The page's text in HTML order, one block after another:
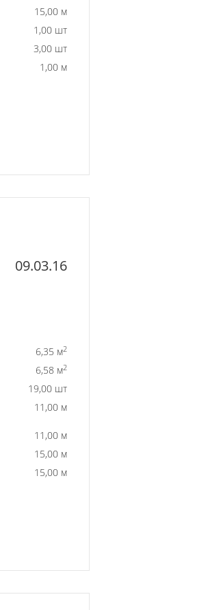
15,00 м
1,00 шт
3,00 шт
1,00 м
09.03.16
6,35 м2
6,58 м2
19,00 шт
11,00 м
11,00 м
15,00 м
15,00 м